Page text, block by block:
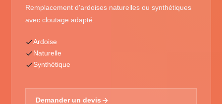
Remplacement d'ardoises naturelles ou synthétiques
avec cloutage adapté.
Ardoise
Naturelle
Synthétique
Demander un devis